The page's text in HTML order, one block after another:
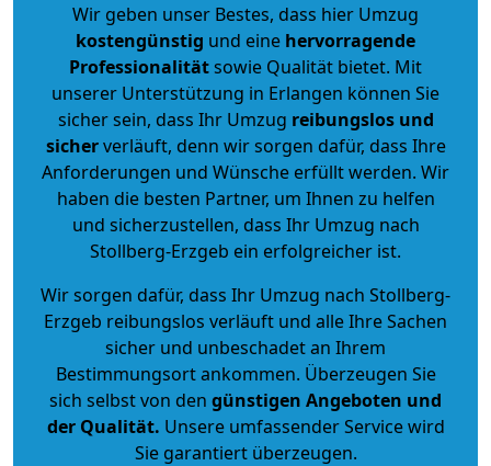
Wir geben unser Bestes, dass hier Umzug
kostengünstig und eine hervorragende
Professionalitätsowie Qualität bietet. Mit
unserer Unterstützung in Erlangen können Sie
sicher sein, dass Ihr Umzug reibungslos und
sicherverläuft, denn wir sorgen dafür, dass Ihre
Anforderungen und Wünsche erfüllt werden. Wir
haben die besten Partner, um Ihnen zu helfen
und sicherzustellen, dass Ihr Umzug nach
Stollberg-Erzgeb ein erfolgreicher ist.
Wir sorgen dafür, dass Ihr Umzug nach Stollberg-
Erzgeb reibungslos verläuft und alle Ihre Sachen
sicher und unbeschadet an Ihrem
Bestimmungsort ankommen. Überzeugen Sie
sich selbst von den günstigen Angeboten und
der Qualität. Unsere umfassender Service wird
Sie garantiert überzeugen.